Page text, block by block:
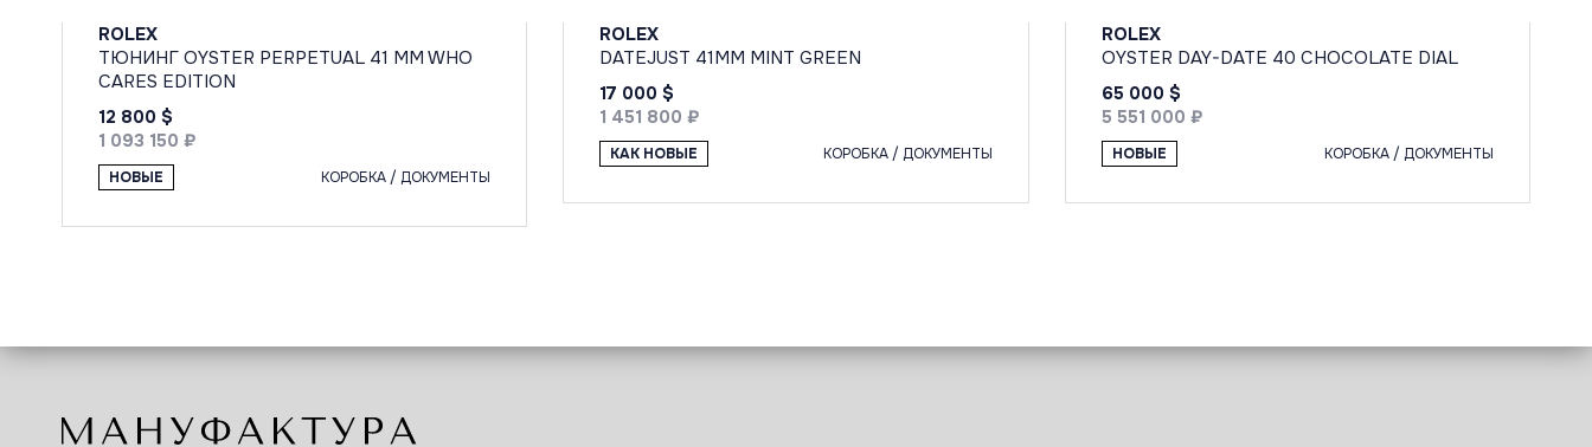
ROLEX
ТЮНИНГ OYSTER PERPETUAL 41 MM WHO
CARES EDITION
12 800 $
1 093 150 ₽
НОВЫЕ КОРОБКА / ДОКУМЕНТЫ
ROLEX
DATEJUST 41MM MINT GREEN
17 000 $
1 451 800 ₽
КАК НОВЫЕ КОРОБКА / ДОКУМЕНТЫ
ROLEX
OYSTER DAY-DATE 40 CHOCOLATE DIAL
65 000 $
5 551 000 ₽
НОВЫЕ КОРОБКА / ДОКУМЕНТЫ